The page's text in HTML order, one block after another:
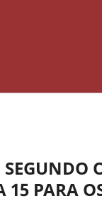
15 PARA